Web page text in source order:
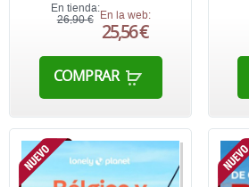
En tienda:
26,90 € En la web:
25,56 €
COMPRAR